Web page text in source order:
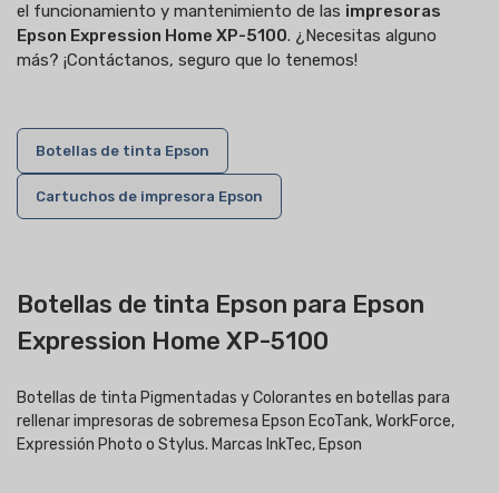
el funcionamiento y mantenimiento de las impresoras
Epson Expression Home XP-5100. ¿Necesitas alguno
más? ¡Contáctanos, seguro que lo tenemos!
Botellas de tinta Epson
Cartuchos de impresora Epson
Botellas de tinta Epson para Epson
Expression Home XP-5100
Botellas de tinta Pigmentadas y Colorantes en botellas para
rellenar impresoras de sobremesa Epson EcoTank, WorkForce,
Expressión Photo o Stylus. Marcas InkTec, Epson